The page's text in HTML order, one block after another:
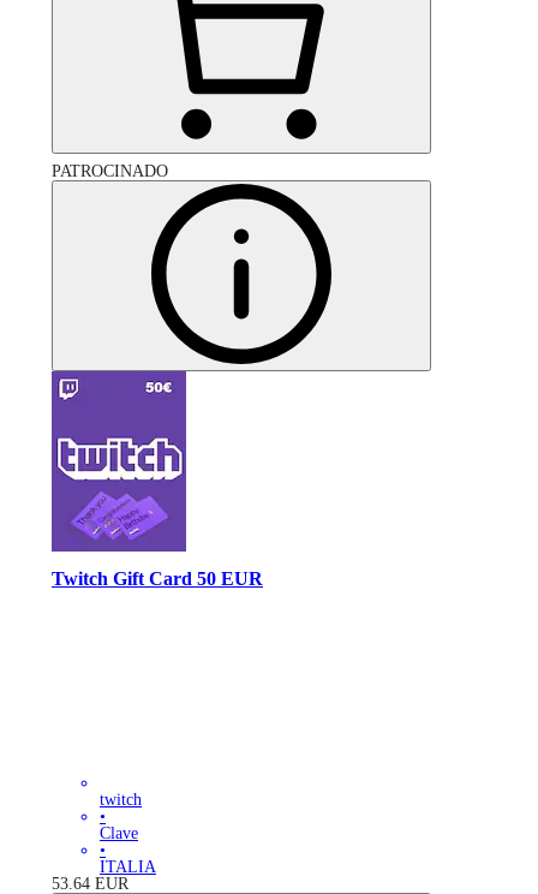
PATROCINADO
Twitch Gift Card 50 EUR
twitch
•
Clave
•
ITALIA
53.64 EUR